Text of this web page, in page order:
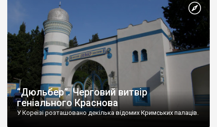
“Дюльбер”. Черговий витвір
геніального Краснова
У Кореїзі розташовано декілька відомих Кримських палаців.